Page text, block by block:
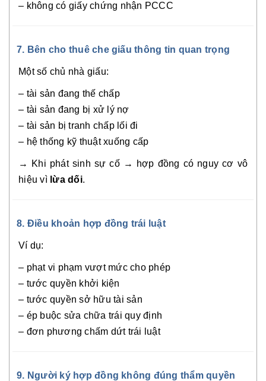
– không có giấy chứng nhận PCCC
7. Bên cho thuê che giấu thông tin quan trọng
Một số chủ nhà giấu:
– tài sản đang thế chấp
– tài sản đang bị xử lý nợ
– tài sản bị tranh chấp lối đi
– hệ thống kỹ thuật xuống cấp
→ Khi phát sinh sự cố → hợp đồng có nguy cơ vô
hiệu vì lừa dối.
8. Điều khoản hợp đồng trái luật
Ví dụ:
– phạt vi phạm vượt mức cho phép
– tước quyền khởi kiện
– tước quyền sở hữu tài sản
– ép buộc sửa chữa trái quy định
– đơn phương chấm dứt trái luật
9. Người ký hợp đồng không đúng thẩm quyền